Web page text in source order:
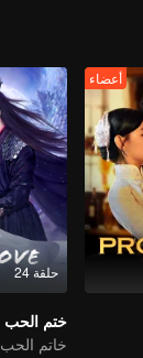
أعضاء
حلقة 24
ختم الحب
خاتم الحب